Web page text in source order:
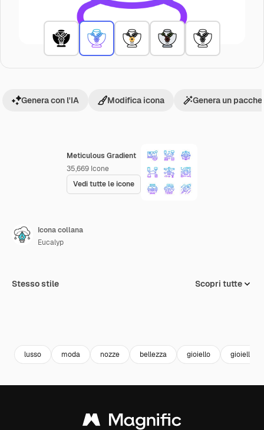
Meticulous Gradient
35,669 Icone
Vedi tutte le icone
Genera con l'IA Modifica icona Genera un
Icona collana
Eucalyp
Stesso stile Scopri tutte
lusso moda nozze bellezza gioiello gioielli